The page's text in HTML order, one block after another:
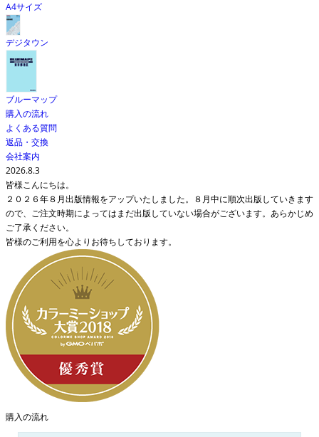
A4サイズ
デジタウン
ブルーマップ
購入の流れ
よくある質問
返品・交換
会社案内
2026.8.3
皆様こんにちは。
２０２６年８月出版情報をアップいたしました。８月中に順次出版していきます
ので、ご注文時期によってはまだ出版していない場合がございます。あらかじめ
ご了承ください。
皆様のご利用を心よりお待ちしております。
購入の流れ